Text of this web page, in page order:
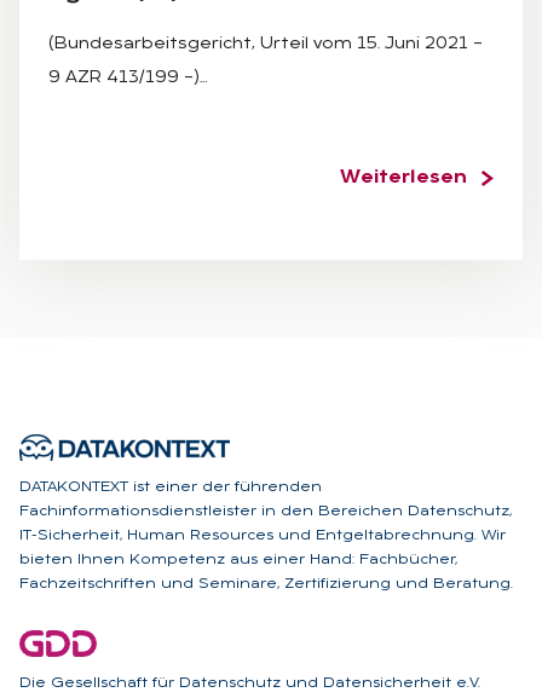
(Bundesarbeitsgericht, Urteil vom 15. Juni 2021 –
9 AZR 413/199 –)…
Weiterlesen
DATAKONTEXT ist einer der führenden
Fachinformationsdienstleister in den Bereichen Datenschutz,
IT-Sicherheit, Human Resources und Entgeltabrechnung. Wir
bieten Ihnen Kompetenz aus einer Hand: Fachbücher,
Fachzeitschriften und Seminare, Zertifizierung und Beratung.
Die Gesellschaft für Datenschutz und Datensicherheit e.V.